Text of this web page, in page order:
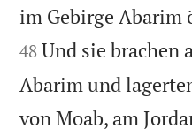
im Gebirge Abarim
48 Und sie brachen
Abarim und
von Moab, am